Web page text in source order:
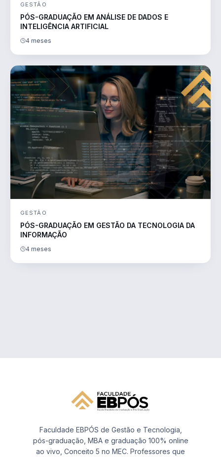
GESTÃO
PÓS-GRADUAÇÃO EM ANÁLISE DE DADOS E
INTELIGÊNCIA ARTIFICIAL
4 meses
GESTÃO
PÓS-GRADUAÇÃO EM GESTÃO DA TECNOLOGIA DA
INFORMAÇÃO
4 meses
Faculdade EBPÓS de Gestão e Tecnologia,
pós-graduação, MBA e graduação 100% online
ao vivo, Conceito 5 no MEC. Professores que